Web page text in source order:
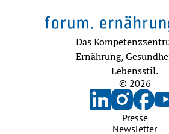
Das
Ernährung,
Lebensstil.
© 2026
Presse
Newsletter